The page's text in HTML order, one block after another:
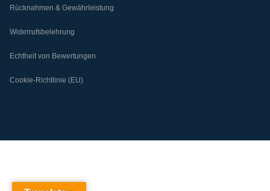
Rücknahmen & Gewährleistung
Widerrufsbelehrung
Echtheit von Bewertungen
Cookie-Richtlinie (EU)